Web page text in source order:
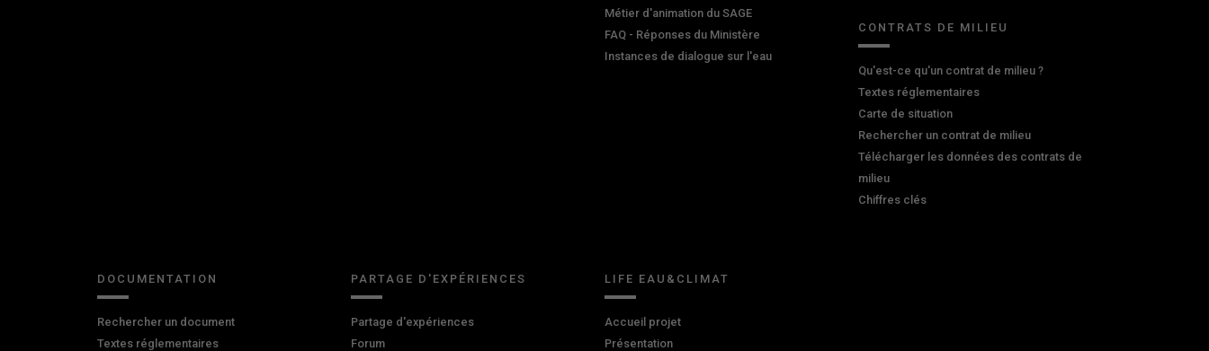
Métier d'animation du SAGE
FAQ - Réponses du Ministère
Instances de dialogue sur l'eau
CONTRATS DE MILIEU
Qu'est-ce qu'un contrat de milieu ?
Textes réglementaires
Carte de situation
Rechercher un contrat de milieu
Télécharger les données des contrats de
milieu
Chiffres clés
DOCUMENTATION
Rechercher un document
Textes réglementaires
PARTAGE D'EXPÉRIENCES
Partage d'expériences
Forum
LIFE EAU&CLIMAT
Accueil projet
Présentation